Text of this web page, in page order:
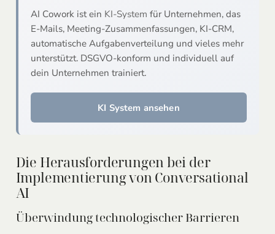
AI Cowork ist ein KI-System für Unternehmen, das
E-Mails, Meeting-Zusammenfassungen, KI-CRM,
automatische Aufgabenverteilung und vieles mehr
unterstützt. DSGVO-konform und individuell auf
dein Unternehmen trainiert.
KI System ansehen
Die Herausforderungen bei der
Implementierung von Conversational
AI
Überwindung technologischer Barrieren